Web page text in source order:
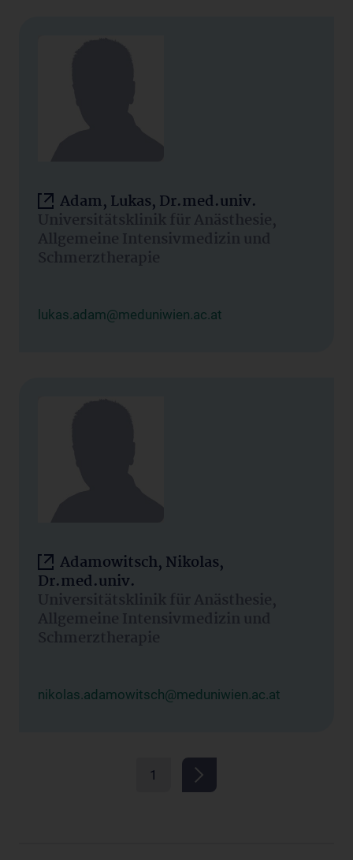
Adam, Lukas, Dr.med.univ.
Universitätsklinik für Anästhesie,
Allgemeine Intensivmedizin und
Schmerztherapie
lukas.adam@meduniwien.ac.at
Adamowitsch, Nikolas,
Dr.med.univ.
Universitätsklinik für Anästhesie,
Allgemeine Intensivmedizin und
Schmerztherapie
nikolas.adamowitsch@meduniwien.ac.at
1